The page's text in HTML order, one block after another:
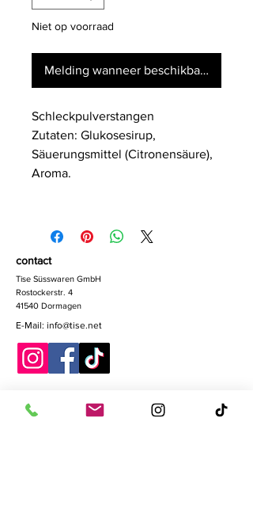
Niet op voorraad
Melding wanneer beschikbaar
Schleckpulverstangen
Zutaten: Glukosesirup,
Säuerungsmittel (Citronensäure),
Aroma.
contact
Tise Süsswaren GmbH
Rostockerstr. 4
41540 Dormagen
E-Mail: info@tise.net
Quick-Links